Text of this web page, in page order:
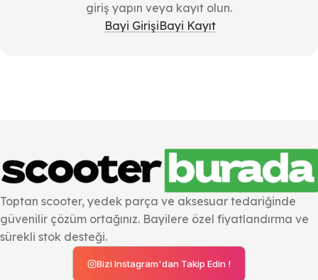
giriş yapın veya kayıt olun.
Bayi GirişiBayi Kayıt
Toptan scooter, yedek parça ve aksesuar tedariğinde
güvenilir çözüm ortağınız. Bayilere özel fiyatlandırma ve
sürekli stok desteği.
Bizi Instagram'dan Takip Edin !